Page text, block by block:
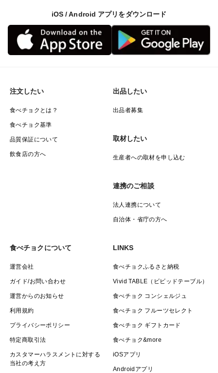
iOS / Android アプリをダウンロード
注文したい
食べチョクとは？
食べチョク基準
品質保証について
飲食店の方へ
出品したい
出品者募集
取材したい
生産者への取材を申し込む
連携のご相談
法人連携について
自治体・省庁の方へ
食べチョクについて
運営会社
ガイド/お問い合わせ
運営からのお知らせ
利用規約
プライバシーポリシー
特定商取引法
カスタマーハラスメントに対する
当社の考え方
LINKS
食べチョクふるさと納税
Vivid TABLE（ビビッドテーブル）
食べチョク コンシェルジュ
食べチョク フルーツセレクト
食べチョク ギフトカード
食べチョク&more
iOSアプリ
Androidアプリ